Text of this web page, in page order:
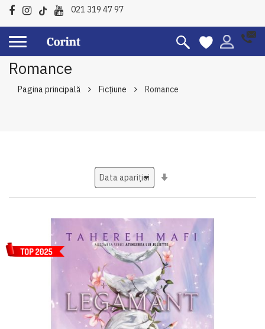
021 319 47 97
Romance
Pagina principală Ficțiune Romance